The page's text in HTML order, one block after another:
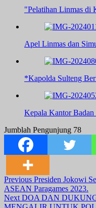
"Pelatihan Linmas di
Apel Linmas dan
*Kapolda Sulteng
Kepala Kantor
Jumblah Pengunjung 78
Post
Navigation
Previous Presiden Jokowi
ASEAN Paragames 2023.
Next DOA DAN